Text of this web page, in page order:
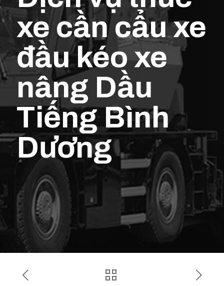
xe cần cẩu xe
đầu kéo xe
nâng Dầu
Tiếng Bình
Dương